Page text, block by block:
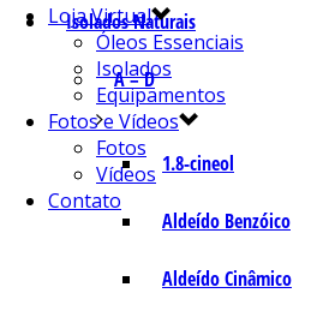
Isolados Naturais
A – D
1.8-cineol
Aldeído Benzóico
Aldeído Cinâmico
Loja Virtual
Óleos Essenciais
Isolados
Equipamentos
Fotos e Vídeos
Fotos
Vídeos
Contato